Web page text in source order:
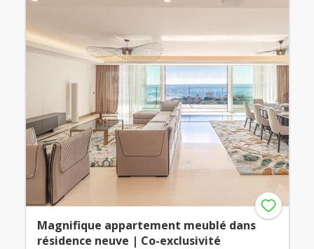
Magnifique appartement meublé dans
résidence neuve | Co-exclusivité